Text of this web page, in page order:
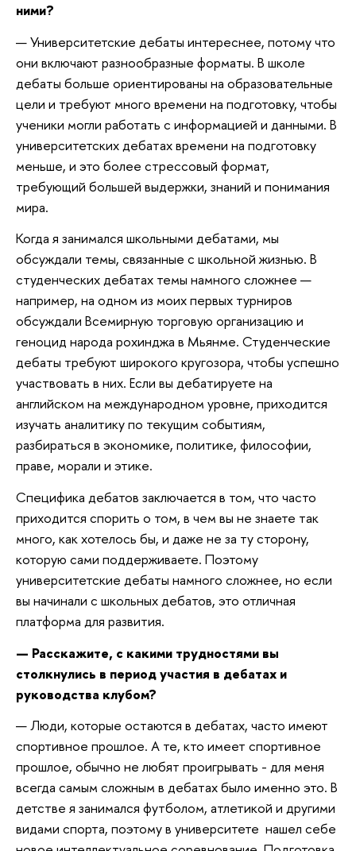
ними?
— Университетские дебаты интереснее, потому что
они включают разнообразные форматы. В школе
дебаты больше ориентированы на образовательные
цели и требуют много времени на подготовку, чтобы
ученики могли работать с информацией и данными. В
университетских дебатах времени на подготовку
меньше, и это более стрессовый формат,
требующий большей выдержки, знаний и понимания
мира.
Когда я занимался школьными дебатами, мы
обсуждали темы, связанные с школьной жизнью. В
студенческих дебатах темы намного сложнее —
например, на одном из моих первых турниров
обсуждали Всемирную торговую организацию и
геноцид народа рохинджа в Мьянме. Студенческие
дебаты требуют широкого кругозора, чтобы успешно
участвовать в них. Если вы дебатируете на
английском на международном уровне, приходится
изучать аналитику по текущим событиям,
разбираться в экономике, политике, философии,
праве, морали и этике.
Специфика дебатов заключается в том, что часто
приходится спорить о том, в чем вы не знаете так
много, как хотелось бы, и даже не за ту сторону,
которую сами поддерживаете. Поэтому
университетские дебаты намного сложнее, но если
вы начинали с школьных дебатов, это отличная
платформа для развития.
— Расскажите, с какими трудностями вы
столкнулись в период участия в дебатах и
руководства клубом?
— Люди, которые остаются в дебатах, часто имеют
спортивное прошлое. А те, кто имеет спортивное
прошлое, обычно не любят проигрывать - для меня
всегда самым сложным в дебатах было именно это. В
детстве я занимался футболом, атлетикой и другими
видами спорта, поэтому в университете нашел себе